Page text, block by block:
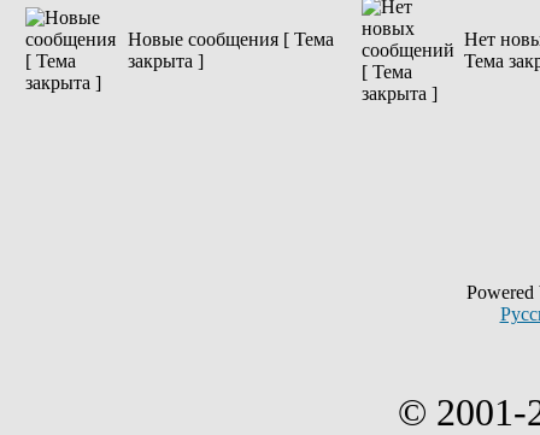
Новые сообщения [ Тема
закрыта ]
Нет
Тема
© 2001-